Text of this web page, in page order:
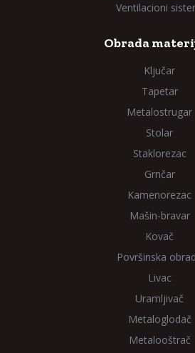
Ventilacioni
Obrada
Ključar
Tapetar
Metalostrugar
Stolar
Staklorezac
Grnčar
Kamenorezac
Mašin-bravar
Kovač
Površinska
Livac
Uramljivač
Metaloglodač
Metalooštrač